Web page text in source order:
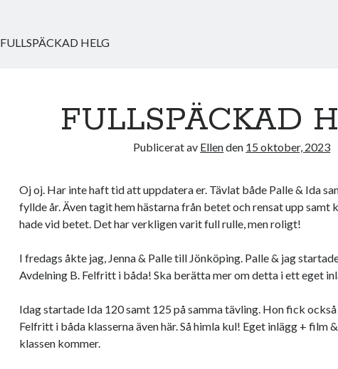
FULLSPÄCKAD HELG
FULLSPÄCKAD
Publicerat av Ellenden 15 oktober, 2023
Oj oj. Har inte haft tid att uppdatera er. Tävlat både Palle & Ida
fyllde år. Även tagit hem hästarna från betet och rensat upp samt
hade vid betet. Det har verkligen varit full rulle, men roligt!
I fredags åkte jag, Jenna & Palle till Jönköping. Palle & jag
Avdelning B. Felfritt i båda! Ska berätta mer om detta i ett eget
Idag startade Ida 120 samt 125 på samma tävling. Hon fick
Felfritt i båda klasserna även här. Så himla kul! Eget inlägg + film
klassen kommer.